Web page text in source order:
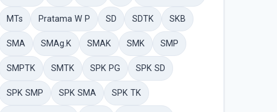
MTs Pratama W P SD SDTK SKB
SMA SMAg.K SMAK SMK SMP
SMPTK SMTK SPK PG SPK SD
SPK SMP SPK SMA SPK TK